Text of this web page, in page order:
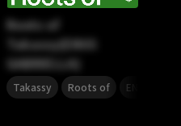
, 内田結稀
Roots of
Takassy(ENVii
GABRIELLA)
Takassy Roots of ENVii